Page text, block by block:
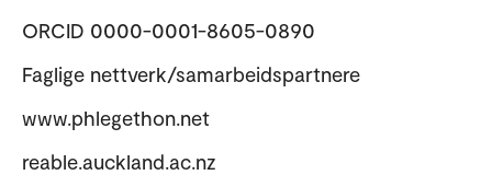
ORCID 0000-0001-8605-0890
Faglige nettverk/samarbeidspartnere
www.phlegethon.net
reable.auckland.ac.nz